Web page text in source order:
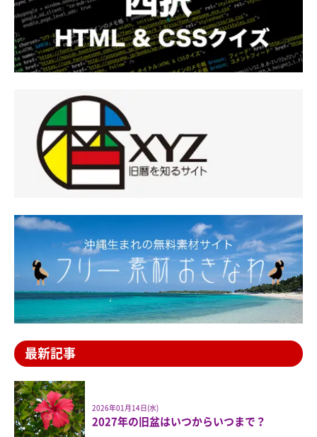
最新記事
2026年01月14日(水)
2027年の旧盆はいつからいつまで？